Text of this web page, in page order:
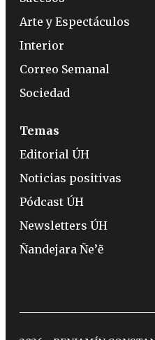
Arte y Espectáculos
Interior
Correo Semanal
Sociedad
Temas
Editorial ÚH
Noticias positivas
Pódcast ÚH
Newsletters ÚH
Ñandejara Ñe’ẽ